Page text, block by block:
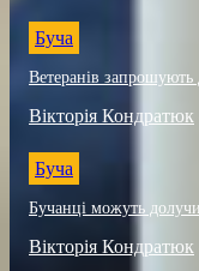
Буча
Ветеранів запрошують
Вікторія Кондратюк
Буча
Бучанці можуть
Вікторія Кондратюк